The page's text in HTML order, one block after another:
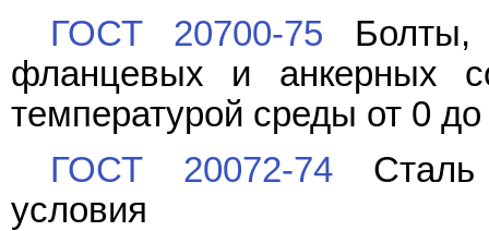
ГОСТ 20700-75 Болты,
фланцевых и анкерных
температурой среды от 0
ГОСТ 20072-74 Сталь
условия